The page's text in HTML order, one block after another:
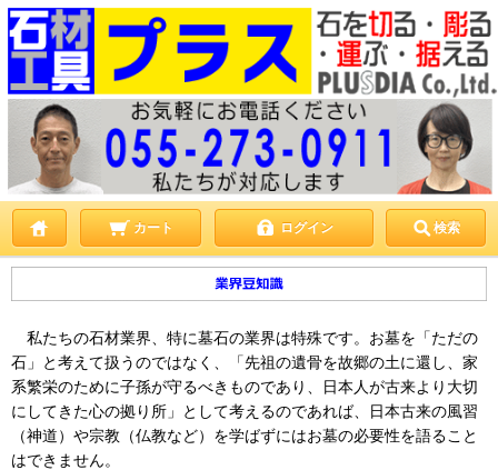
カート ログイン 検索
私たちの石材業界、特に墓石の業界は特殊です。お墓を「ただの
石」と考えて扱うのではなく、「先祖の遺骨を故郷の土に還し、家
系繁栄のために子孫が守るべきものであり、日本人が古来より大切
にしてきた心の拠り所」として考えるのであれば、日本古来の風習
（神道）や宗教（仏教など）を学ばずにはお墓の必要性を語ること
はできません。